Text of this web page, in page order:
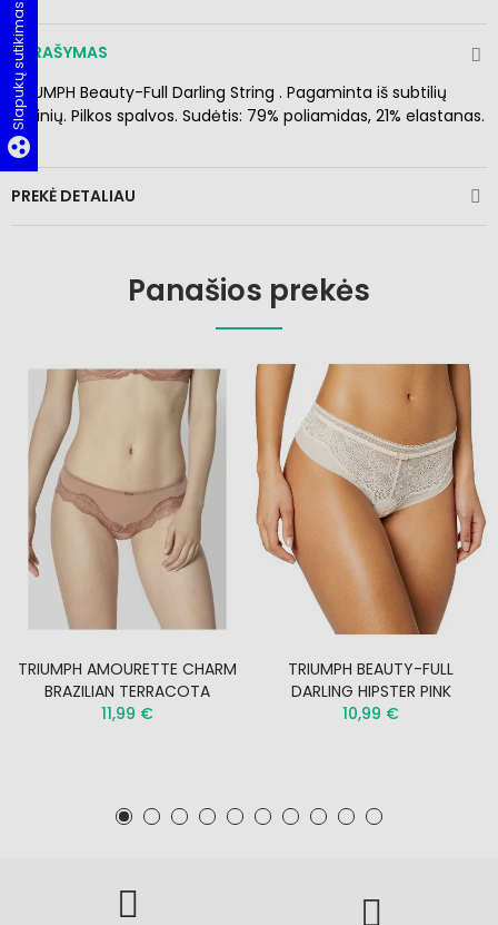
APRAŠYMAS
TRIUMPH Beauty-Full Darling String . Pagaminta iš subtilių
nėrinių. Pilkos spalvos. Sudėtis: 79% poliamidas, 21% elastanas.
PREKĖ DETALIAU
Panašios prekės
TRIUMPH AMOURETTE CHARM
BRAZILIAN TERRACOTA
11,99 €
TRIUMPH BEAUTY-FULL
DARLING HIPSTER PINK
10,99 €
group_work
Slapukų sutikimas